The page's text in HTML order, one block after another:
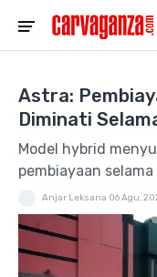
Astra:
Diminati
Model hybrid
pembiayaan selama
Anjar Leksana 06 Agu,